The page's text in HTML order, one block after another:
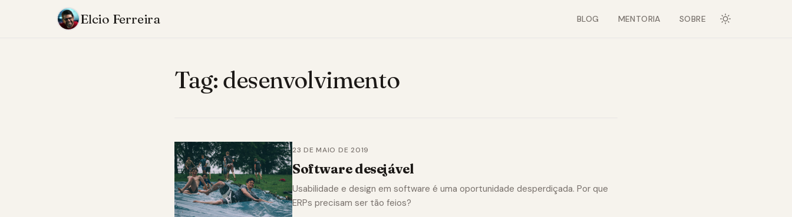
Elcio Ferreira BLOG MENTORIA SOBRE
Tag: desenvolvimento
23 DE MAIO DE 2019
Software desejável
Usabilidade e design em software é uma oportunidade desperdiçada. Por que
ERPs precisam ser tão feios?